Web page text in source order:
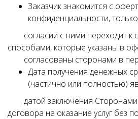
Заказчик знакомится с
конфиденциальности,
согласии с ними переходит к
способами, которые указаны в
согласованы сторонами в
Дата получения денежных
(частично или полностью)
датой заключения Сторонами
договора на оказание услуг без